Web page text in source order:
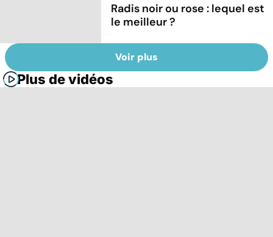
Radis noir ou rose : lequel est
le meilleur ?
Voir plus
Plus de vidéos